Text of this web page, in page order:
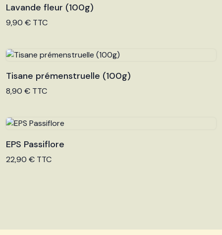
Voir le produit
Lavande fleur (100g)
9,90 € TTC
Voir le produit
Tisane prémenstruelle (100g)
8,90 € TTC
Voir le produit
EPS Passiflore
22,90 € TTC